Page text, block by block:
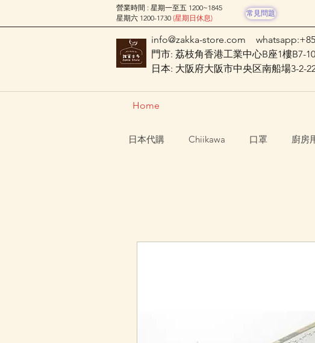
營業時間 : 星期一至五 1200~1845
星期六 1200-1730 (星期日休息)
常見問題
info@zakka-store.com
門市: 荔枝角香港工業中心B座1樓B7-10
日本: 大阪府大阪市中央区南船場3-2-
Home
日本代購 Chiikawa 口罩 廚房